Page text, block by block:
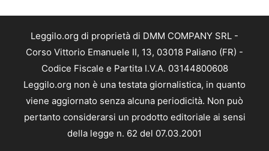
Leggilo.org di proprietà di DMM COMPANY SRL -
Corso Vittorio Emanuele II, 13, 03018 Paliano (FR) -
Codice Fiscale e Partita I.V.A. 03144800608
Leggilo.org non è una testata giornalistica, in quanto
viene aggiornato senza alcuna periodicità. Non può
pertanto considerarsi un prodotto editoriale ai sensi
della legge n. 62 del 07.03.2001